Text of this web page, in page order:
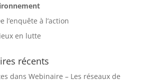
l’enquête à l’action
en lutte
récents
dans Webinaire – Les réseaux de